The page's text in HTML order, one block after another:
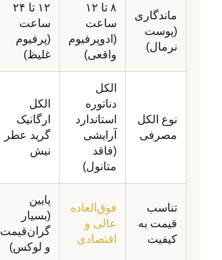
ماندگاری
(پوست
نرمال)
۸ تا ۱۲
ساعت
(ادوپرفیوم
واقعی)
۱۲ تا ۲۴
ساعت
(پرفیوم
غلیظ)
نوع الکل
مصرفی
الکل
دناتوره
استاندارد
آرایشی
(فاقد
متانول)
الکل
ارگانیک
گرید عطر
نیش
تناسب
قیمت به
کیفیت
فوق‌العاده
عالی و
اقتصادی
پایین
(بسیار
گران‌قیمت
و لوکس)